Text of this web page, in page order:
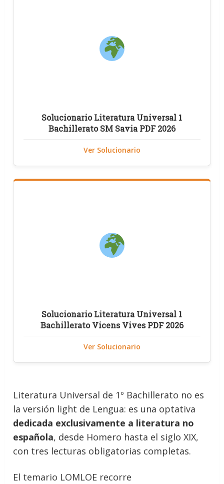
Solucionario Literatura Universal 1
Bachillerato SM Savia PDF 2026
Ver Solucionario
Solucionario Literatura Universal 1
Bachillerato Vicens Vives PDF 2026
Ver Solucionario
Literatura Universal de 1º Bachillerato no es
la versión light de Lengua: es una optativa
dedicada exclusivamente a literatura no
española, desde Homero hasta el siglo XIX,
con tres lecturas obligatorias completas.
El temario LOMLOE recorre